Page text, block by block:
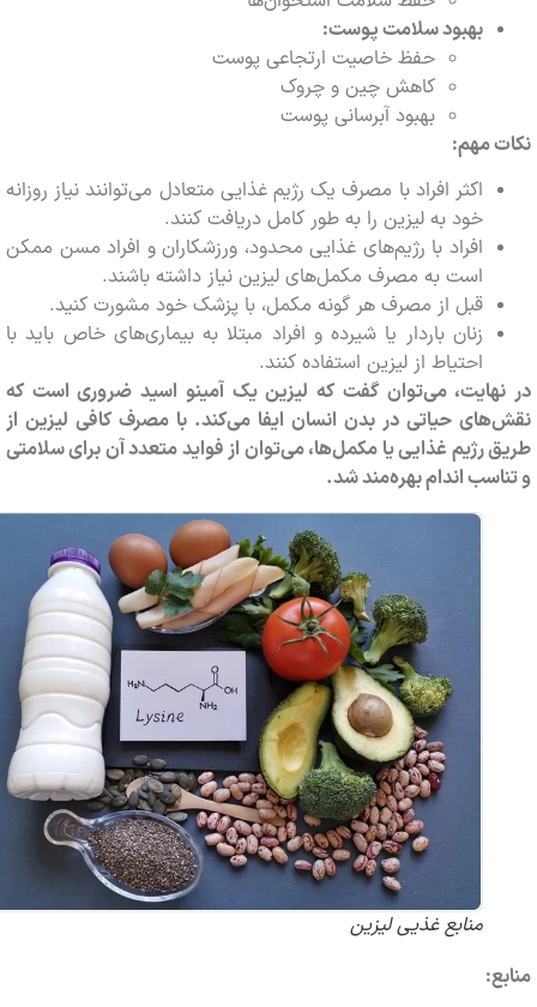
بهبود سلامت پوست:
حفظ خاصیت ارتجاعی پوست
کاهش چین و چروک
بهبود آبرسانی پوست
مهم:
اکثر افراد با مصرف یک رژیم غذایی متعادل می‌توانند نیاز روزانه
خود به لیزین را به طور کامل دریافت کنند.
افراد با رژیم‌های غذایی محدود، ورزشکاران و افراد مسن ممکن
است به مصرف مکمل‌های لیزین نیاز داشته باشند.
قبل از مصرف هر گونه مکمل، با پزشک خود مشورت کنید.
زنان باردار یا شیرده و افراد مبتلا به بیماری‌های خاص باید با
احتیاط از لیزین استفاده کنند.
می‌توان گفت که لیزین یک آمینو اسید ضروری است که
حیاتی در بدن انسان ایفا می‌کند. با مصرف کافی لیزین از
غذایی یا مکمل‌ها، می‌توان از فواید متعدد آن برای سلامتی
اندام بهره‌مند شد.
منابع غذیی لیزین